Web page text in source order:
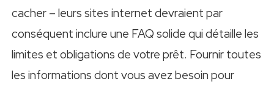
cacher – leurs sites internet devraient par
conséquent inclure une FAQ solide qui détaille les
limites et obligations de votre prêt. Fournir toutes
les informations dont vous avez besoin pour